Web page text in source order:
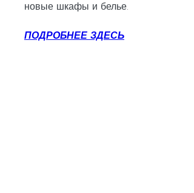
новые шкафы и белье.
ПОДРОБНЕЕ ЗДЕСЬ